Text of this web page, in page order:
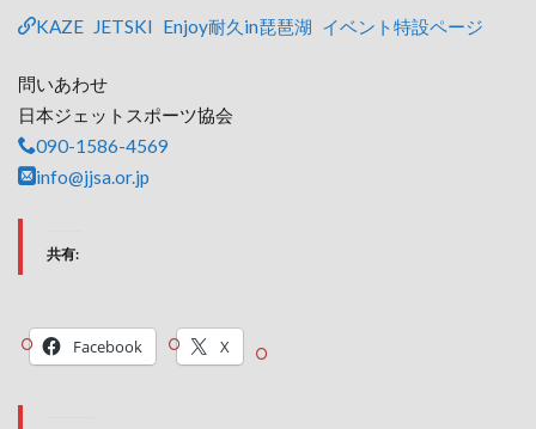
KAZE JETSKI Enjoy耐久in琵琶湖 イベント特設ページ
問いあわせ
日本ジェットスポーツ協会
090-1586-4569
info@jjsa.or.jp
共有:
Facebook X